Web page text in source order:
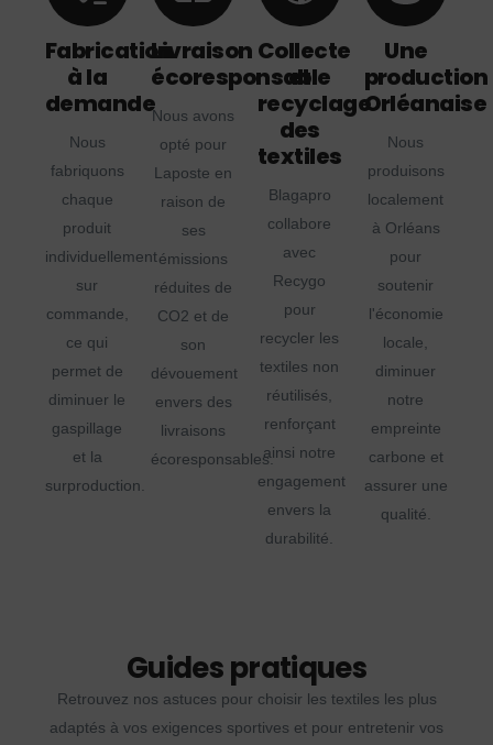
Fabrication
à la
demande
Nous
fabriquons
chaque
produit
individuellement
sur
commande,
ce qui
permet de
diminuer le
gaspillage
et la
surproduction.
Livraison
écoresponsable
Nous avons
opté pour
Laposte en
raison de
ses
émissions
réduites de
CO2 et de
son
dévouement
envers des
livraisons
écoresponsables.
Collecte
et
recyclage
des
textiles
Blagapro
collabore
avec
Recygo
pour
recycler les
textiles non
réutilisés,
renforçant
ainsi notre
engagement
envers la
durabilité.
Une
production
Orléanaise
Nous
produisons
localement
à Orléans
pour
soutenir
l'économie
locale,
diminuer
notre
empreinte
carbone et
assurer une
qualité.
Guides pratiques
Retrouvez nos astuces pour choisir les textiles les plus
adaptés à vos exigences sportives et pour entretenir vos